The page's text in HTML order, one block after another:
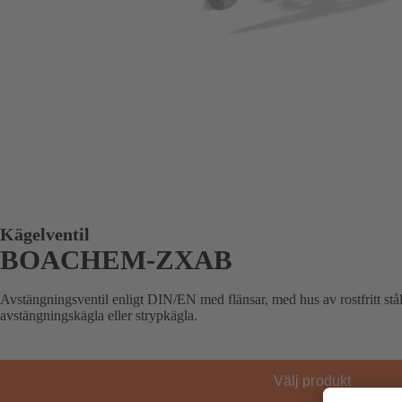
Kägelventil
BOACHEM-ZXAB
Avstängningsventil enligt DIN/EN med flänsar, med hus av rostfritt
avstängningskägla eller strypkägla.
Välj produkt